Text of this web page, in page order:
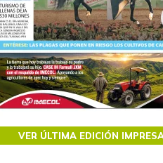
02
BITÁCORA
Recopilación clasificada
regiones del
de las 10.000 primeras
Colombia.
VER ÚLTIMA EDICIÓN